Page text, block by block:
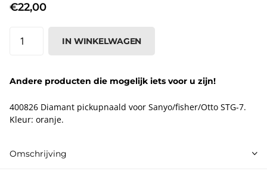
€22,00
IN WINKELWAGEN
Andere producten die mogelijk iets voor u zijn!
400826 Diamant pickupnaald voor Sanyo/fisher/Otto STG-7.
Kleur: oranje.
Omschrijving